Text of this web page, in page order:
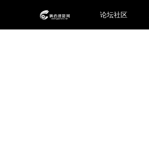
论坛社区